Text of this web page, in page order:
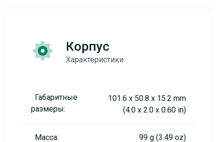
Корпус
Характеристики
Габаритные
размеры:
101.6 x 50.8 x 15.2 mm
(4.0 x 2.0 x 0.60 in)
Масса: 99 g (3.49 oz)